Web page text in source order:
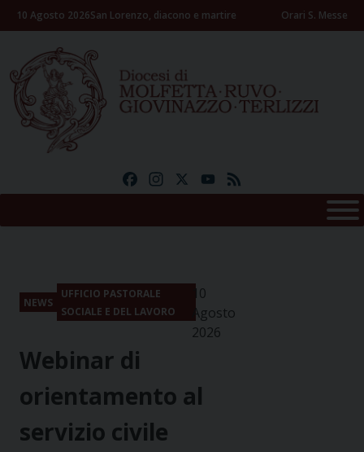
Skip10 Agosto 2026San Lorenzo, diacono e martire Orari S. Messe
FacebookInstagramYouTube
NEWS
UFFICIO PASTORALE
SOCIALE E DEL LAVORO
10
Agosto
2026
Webinar di
orientamento al
servizio civile